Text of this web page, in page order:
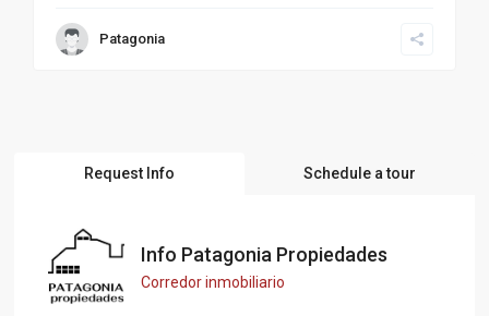
Patagonia
Request Info Schedule a tour
Info Patagonia Propiedades
Corredor inmobiliario